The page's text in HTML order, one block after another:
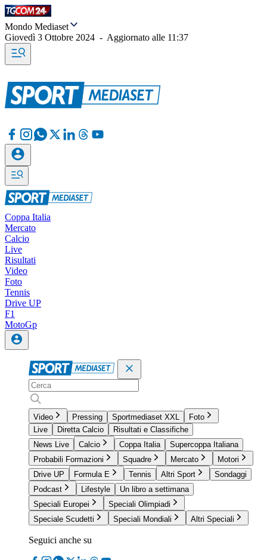
Mondo Mediaset
Giovedì 3 Ottobre 2024 - Aggiornato alle 11:37
Coppa Italia
Mercato
Calcio
Live
Risultati
Video
Foto
Tennis
Drive UP
F1
MotoGp
Video Pressing Sportmediaset XXL
Foto
Live
Diretta Calcio
Risultati e Classifiche
News Live
Calcio Coppa Italia
Supercoppa Italiana
Probabili Formazioni
Squadre Mercato
Motori
Drive UP
Formula E Tennis Altri Sport
Sondaggi
Podcast
Lifestyle
Un libro a settimana
Speciali Europei
Speciali Olimpiadi
Speciale Scudetti
Speciali Mondiali Altri Speciali
Seguici anche su